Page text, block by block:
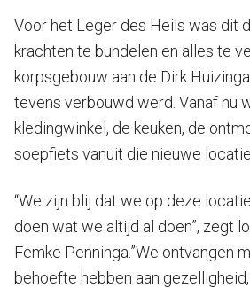
Voor het Leger des Heils was dit
krachten te bundelen en alles te
korpsgebouw aan de Dirk
tevens verbouwd werd. Vanaf nu
kledingwinkel, de keuken, de
soepfiets vanuit die nieuwe
“We zijn blij dat we op deze
doen wat we altijd al doen”, zegt
Femke Penninga.”We ontvangen
behoefte hebben aan